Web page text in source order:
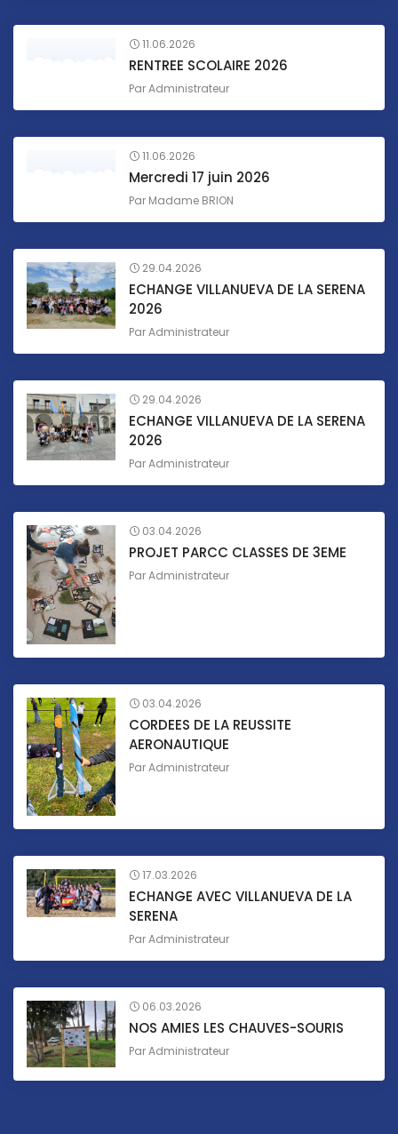
11.06.2026
RENTREE SCOLAIRE 2026
ParAdministrateur
11.06.2026
Mercredi 17 juin 2026
Par Madame BRION
29.04.2026
ECHANGE VILLANUEVA DE LA SERENA
2026
ParAdministrateur
29.04.2026
ECHANGE VILLANUEVA DE LA SERENA
2026
ParAdministrateur
03.04.2026
PROJET PARCC CLASSES DE 3EME
ParAdministrateur
03.04.2026
CORDEES DE LA REUSSITE
AERONAUTIQUE
ParAdministrateur
17.03.2026
ECHANGE AVEC VILLANUEVA DE LA
SERENA
ParAdministrateur
06.03.2026
NOS AMIES LES CHAUVES-SOURIS
ParAdministrateur